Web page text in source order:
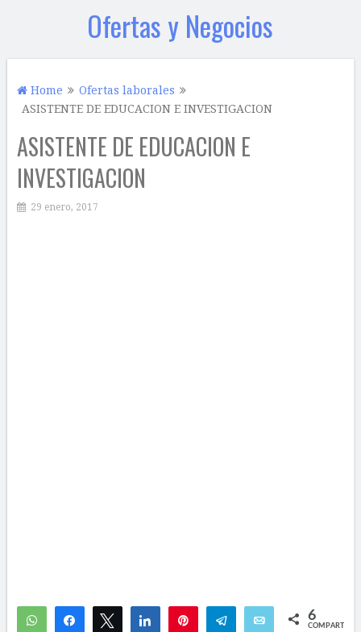
Ofertas y Negocios
Home
Ofertas laborales
ASISTENTE DE EDUCACION E INVESTIGACION
ASISTENTE DE EDUCACION E
INVESTIGACION
29 enero, 2017
WhatsAppCompartirTwittear Compartir Telegram Email 6
COMPARTIR